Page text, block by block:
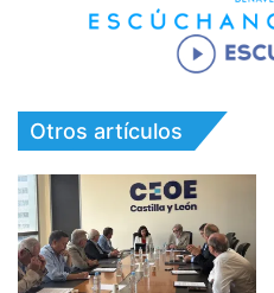
Otros artículos